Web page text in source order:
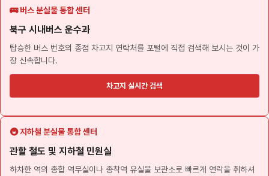
🚌 버스 분실물 통합 센터
북구 시내버스 운수과
탑승한 버스 번호의 종점 차고지 연락처를 포털에 직접 검색해 보시는 것이 가
장 신속합니다.
차고지 실시간 검색
🚇 지하철 분실물 통합 센터
관할 철도 및 지하철 민원실
하차한 역의 종합 역무실이나 종착역 유실물 보관소로 빠르게 연락을 취하셔